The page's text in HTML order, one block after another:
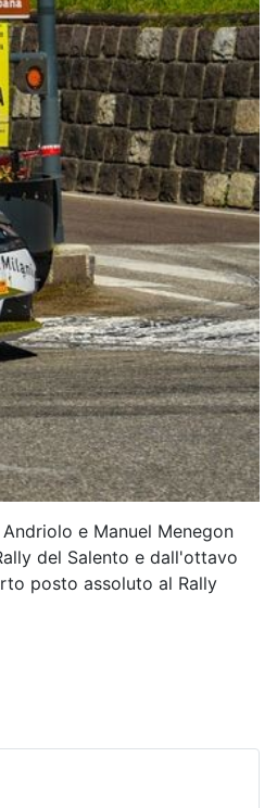
e Manuel Menegon
del Salento e dall'ottavo
posto assoluto al Rally